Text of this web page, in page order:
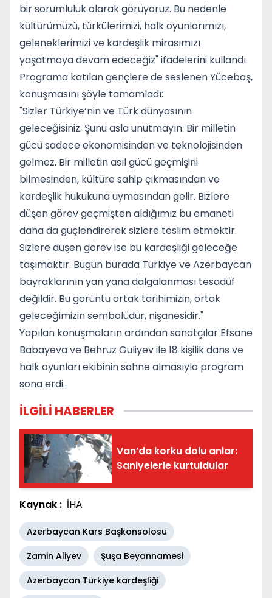
bir sorumluluk olarak görüyoruz. Bu nedenle
kültürümüzü, türkülerimizi, halk oyunlarımızı,
geleneklerimizi ve kardeşlik mirasımızı
yaşatmaya devam edeceğiz" ifadelerini kullandı.
Programa katılan gençlere de seslenen Yücebaş,
konuşmasını şöyle tamamladı:
"Sizler Türkiye’nin ve Türk dünyasının
geleceğisiniz. Şunu asla unutmayın. Bir milletin
gücü sadece ekonomisinden ve teknolojisinden
gelmez. Bir milletin asıl gücü geçmişini
bilmesinden, kültüre sahip çıkmasından ve
kardeşlik hukukuna uymasından gelir. Bizlere
düşen görev geçmişten aldığımız bu emaneti
daha da güçlendirerek sizlere teslim etmektir.
Sizlere düşen görev ise bu kardeşliği geleceğe
taşımaktır. Bugün burada Türkiye ve Azerbaycan
bayraklarının yan yana dalgalanması tesadüf
değildir. Bu görüntü ortak tarihimizin, ortak
geleceğimizin sembolüdür, nişanesidir."
Yapılan konuşmaların ardından sanatçılar Efsane
Babayeva ve Behruz Guliyev ile 18 kişilik dans ve
halk oyunları ekibinin sahne almasıyla program
sona erdi.
İLGİLİ HABERLER
Van’da korku dolu anlar:
Saniyelerle kurtuldular
Kaynak : İHA
Azerbaycan Kars Başkonsolosu
Zamin Aliyev
Şuşa Beyannamesi
Azerbaycan Türkiye kardeşliği